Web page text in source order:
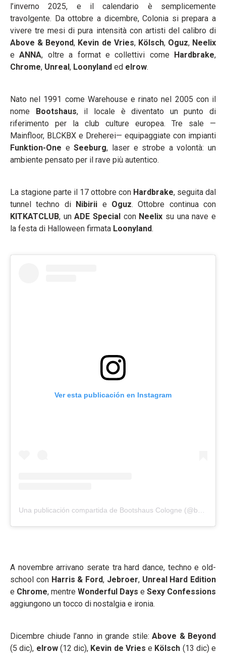
l’inverno 2025, e il calendario è semplicemente
travolgente. Da ottobre a dicembre, Colonia si prepara a
vivere tre mesi di pura intensità con artisti del calibro di
Above & Beyond, Kevin de Vries, Kölsch, Oguz, Neelix
eANNA, oltre a format e collettivi come Hardbrake,
Chrome, Unreal, Loonyland ed elrow.
Nato nel 1991 come Warehouse e rinato nel 2005 con il
nome Bootshaus, il locale è diventato un punto di
riferimento per la club culture europea. Tre sale —
Mainfloor, BLCKBX e Dreherei— equipaggiate con impianti
Funktion-One eSeeburg, laser e strobe a volontà: un
ambiente pensato per il rave più autentico.
La stagione parte il 17 ottobre con Hardbrake, seguita dal
tunnel techno di Nibirii e Oguz. Ottobre continua con
KITKATCLUB, unADE Special con Neelix su una nave e
la festa di Halloween firmata Loonyland.
Ver esta publicación en Instagram
A novembre arrivano serate tra hard dance, techno e old-
school con Harris & Ford, Jebroer, Unreal Hard Edition
e Chrome, mentre Wonderful Days e Sexy Confessions
aggiungono un tocco di nostalgia e ironia.
Dicembre chiude l’anno in grande stile: Above & Beyond
(5 dic), elrow(12 dic), Kevin de Vries e Kölsch (13 dic) e